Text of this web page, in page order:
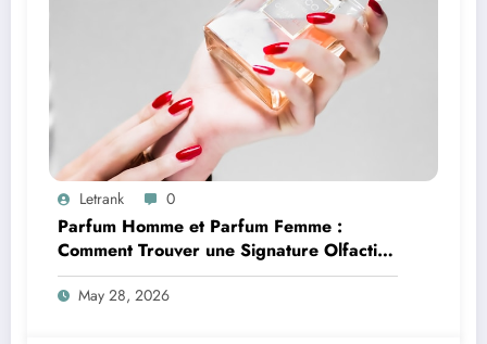
Letrank 0
Parfum Homme et Parfum Femme :
Comment Trouver une Signature Olfactive
Unique
May 28, 2026